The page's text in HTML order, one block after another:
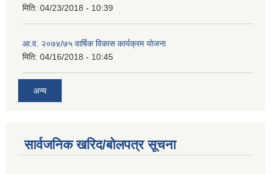
मिति: 04/23/2018 - 10:39
आ.व. २०७४/७५ वार्षिक विकास कार्यक्रम योजना
मिति: 04/16/2018 - 10:45
अन्य
सार्वजनिक खरिद/बोलपत्र सूचना